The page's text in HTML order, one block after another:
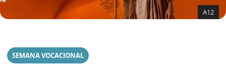
A12
SEMANA VOCACIONAL